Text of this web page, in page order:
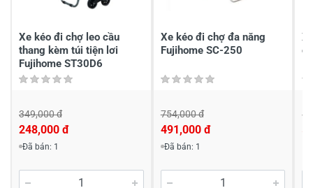
Viết nhận xét về sản phẩm
Đánh giá sao
Xe kéo đi chợ leo cầu
thang kèm túi tiện lơi
Fujihome ST30D6
349,000 đ
248,000 đ
Đã bán: 1
Xe kéo đi chợ đa năng
Fujihome SC-250
754,000 đ
491,000 đ
Đã bán: 1